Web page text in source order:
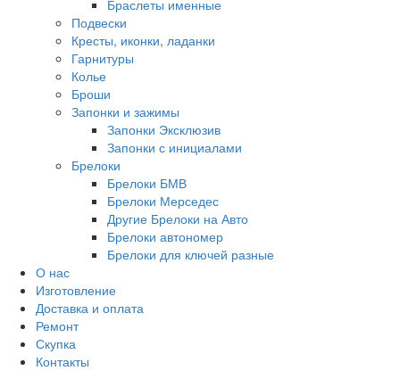
Браслеты именные
Подвески
Кресты, иконки, ладанки
Гарнитуры
Колье
Броши
Запонки и зажимы
Запонки Эксклюзив
Запонки с инициалами
Брелоки
Брелоки БМВ
Брелоки Мерседес
Другие Брелоки на Авто
Брелоки автономер
Брелоки для ключей разные
О нас
Изготовление
Доставка и оплата
Ремонт
Скупка
Контакты